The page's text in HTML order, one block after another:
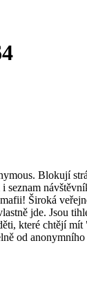
Blokují
Široká
jde. Jsou
které chtějí
od